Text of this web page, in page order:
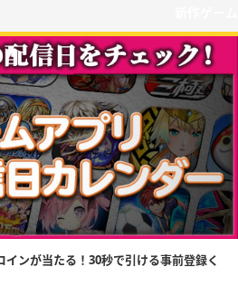
ンが当たる！30秒で引ける事前登録く